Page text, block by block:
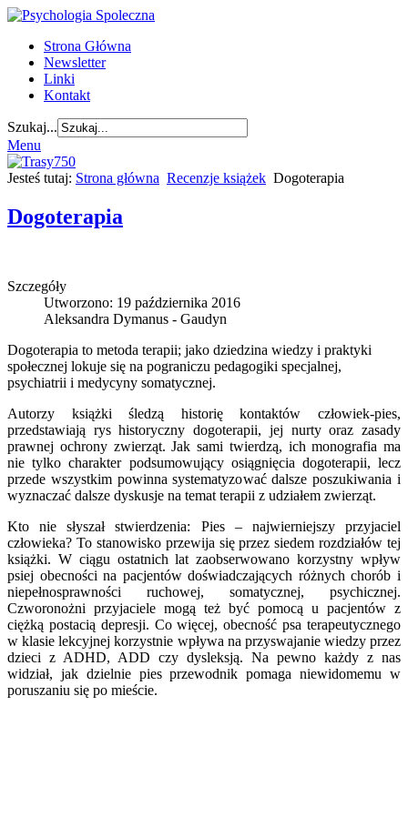
Strona Główna
Newsletter
Linki
Kontakt
Szukaj...
Menu
Jesteś tutaj: Strona główna Recenzje książek Dogoterapia
Dogoterapia
Szczegóły
Utworzono: 19 października 2016
Aleksandra Dymanus - Gaudyn
Dogoterapia to metoda terapii; jako dziedzina wiedzy i praktyki
społecznej lokuje się na pograniczu pedagogiki specjalnej,
psychiatrii i medycyny somatycznej.
Autorzy książki śledzą historię kontaktów człowiek-pies,
przedstawiają rys historyczny dogoterapii, jej nurty oraz zasady
prawnej ochrony zwierząt. Jak sami twierdzą, ich monografia ma
nie tylko charakter podsumowujący osiągnięcia dogoterapii, lecz
przede wszystkim powinna systematyzować dalsze poszukiwania i
wyznaczać dalsze dyskusje na temat terapii z udziałem zwierząt.
Kto nie słyszał stwierdzenia: Pies – najwierniejszy przyjaciel
człowieka? To stanowisko przewija się przez siedem rozdziałów tej
książki. W ciągu ostatnich lat zaobserwowano korzystny wpływ
psiej obecności na pacjentów doświadczających różnych chorób i
niepełnosprawności ruchowej, somatycznej, psychicznej.
Czworonożni przyjaciele mogą też być pomocą u pacjentów z
ciężką postacią depresji. Co więcej, obecność psa terapeutycznego
w klasie lekcyjnej korzystnie wpływa na przyswajanie wiedzy przez
dzieci z ADHD, ADD czy dysleksją. Na pewno każdy z nas
widział, jak dzielnie pies przewodnik pomaga niewidomemu w
poruszaniu się po mieście.